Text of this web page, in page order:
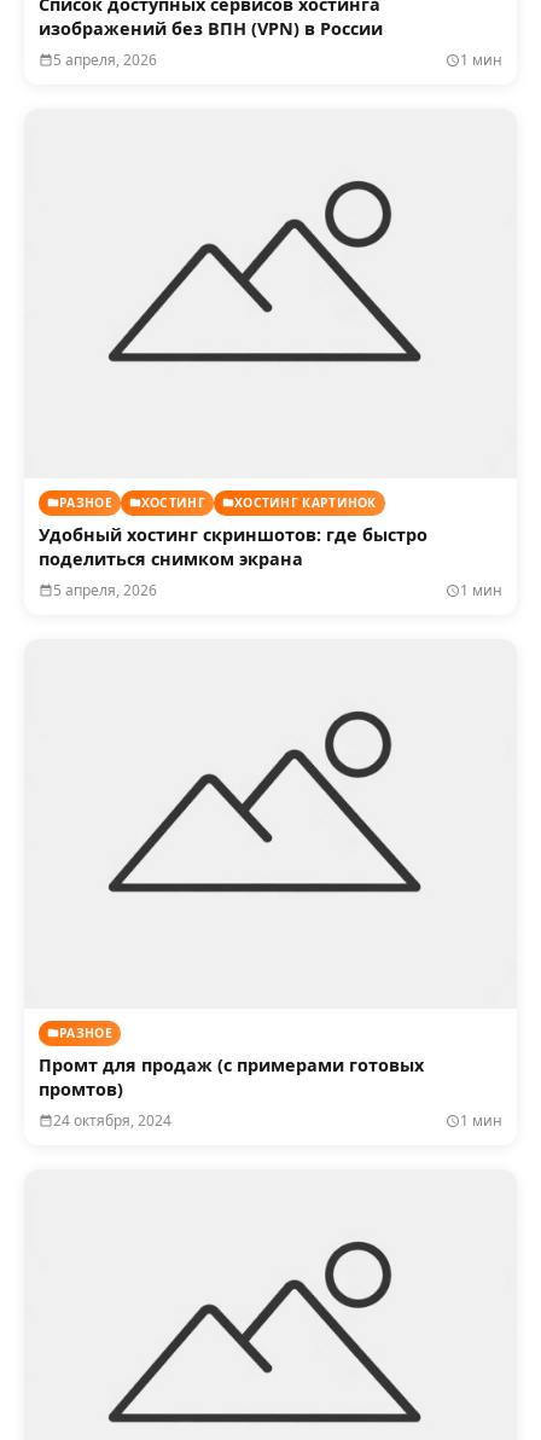
изображений без ВПН (VPN) в России
5 апреля, 2026 1 мин
РАЗНОЕ ХОСТИНГ ХОСТИНГ КАРТИНОК
Удобный хостинг скриншотов: где быстро
поделиться снимком экрана
5 апреля, 2026 1 мин
РАЗНОЕ
Промт для продаж (с примерами готовых
промтов)
24 октября, 2024 1 мин